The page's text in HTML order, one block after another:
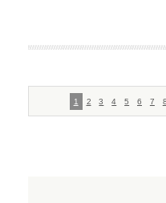
Pagination
Page
1 Page
2 Page
3 Page
4 Page
5 Page
6 Page
7 8